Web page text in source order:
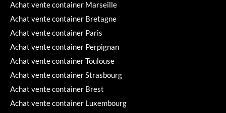
Achat vente container Marseille
Achat vente container Bretagne
Achat vente container Paris
Achat vente container Perpignan
Achat vente container Toulouse
Achat vente container Strasbourg
Achat vente container Brest
Achat vente container Luxembourg